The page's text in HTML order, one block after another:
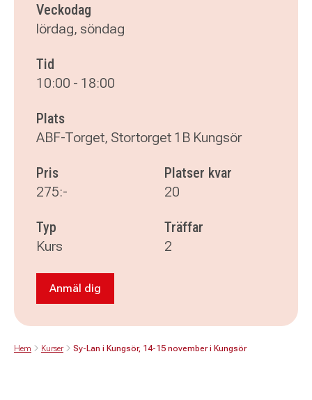
Veckodag
lördag, söndag
Tid
10:00 - 18:00
Plats
ABF-Torget, Stortorget 1B Kungsör
Pris
275:-
Platser kvar
20
Typ
Kurs
Träffar
2
Anmäl dig till Sy-Lan i Kungsör, 14-15
Anmäl dig
Hem Kurser Sy-Lan i Kungsör, 14-15 november i Kungsör